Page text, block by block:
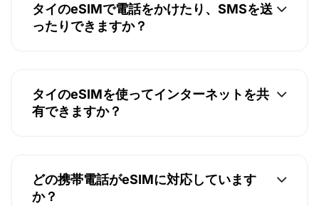
タイのeSIMで電話をかけたり、SMSを送
ったりできますか？
タイのeSIMを使ってインターネットを共
有できますか？
どの携帯電話がeSIMに対応しています
か？